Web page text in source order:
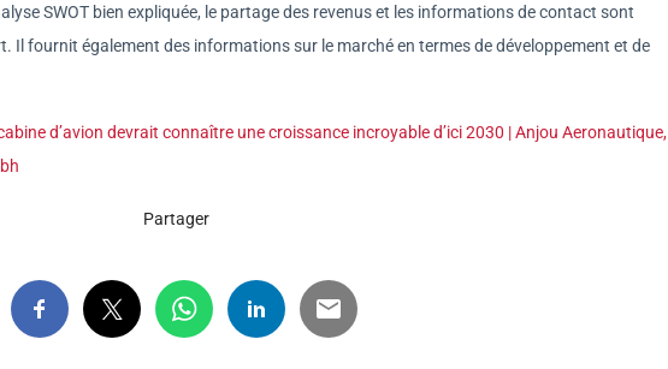
SWOT bien expliquée, le partage des revenus et les informations de contact sont
Il fournit également des informations sur le marché en termes de développement et de
d’avion devrait connaître une croissance incroyable d’ici 2030 | Anjou Aeronautique,
Partager